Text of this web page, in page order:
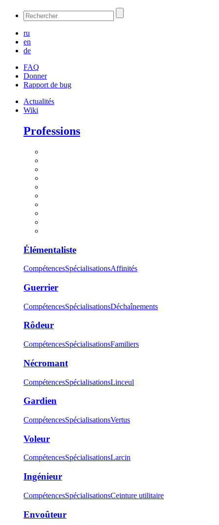
ru
en
de
FAQ
Donner
Rapport de bug
Actualités
Wiki
Professions
Élémentaliste
CompétencesSpécialisationsAffinités
Guerrier
CompétencesSpécialisationsDéchaînements
Rôdeur
CompétencesSpécialisationsFamiliers
Nécromant
CompétencesSpécialisationsLinceul
Gardien
CompétencesSpécialisationsVertus
Voleur
CompétencesSpécialisationsLarcin
Ingénieur
CompétencesSpécialisationsCeinture utilitaire
Envoûteur